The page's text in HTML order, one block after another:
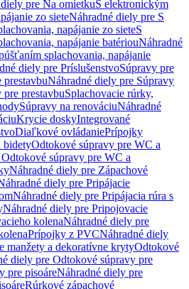
pre Na omietkuS elektronickým
zo sieteNáhradné diely pre S
napájanie zo sieteS
napájanie batériouNáhradné
splachovania, napájanie
diely pre PríslušenstvoSúpravy pre
prestavbuNáhradné diely pre Súpravy
prestavbuSplachovacie rúrky,
Súpravy na renováciuNáhradné
Krycie doskyIntegrované
Diaľkové ovládaniePrípojky
bidetyOdtokové súpravy pre WC a
súpravy pre WC a
Náhradné diely pre Zápachové
diely pre Pripájacie
Náhradné diely pre Pripájacia rúra s
Náhradné diely pre Pripojovacie
kolenaNáhradné diely pre
Prípojky z PVCNáhradné diely
manžety a dekoratívne krytyOdtokové
diely pre Odtokové súpravy pre
pre pisoáreNáhradné diely pre
Rúrkové zápachové